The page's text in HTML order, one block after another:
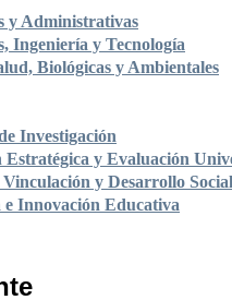
y Administrativas
Ingeniería y Tecnología
Biológicas y Ambientales
Investigación
Estratégica y Evaluación
y Desarrollo Social
Innovación Educativa